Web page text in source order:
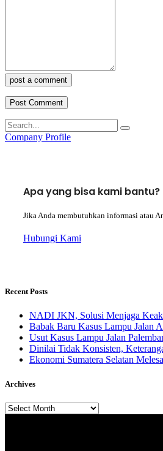
post a comment
Company Profile
Apa yang bisa kami bantu?
Jika Anda membutuhkan informasi atau
Hubungi Kami
Recent Posts
NADI JKN, Solusi Menjaga
Babak Baru Kasus Lampu Jalan
Usut Kasus Lampu Jalan
Dinilai Tidak Konsisten,
Ekonomi Sumatera Selatan
Archives
Archives